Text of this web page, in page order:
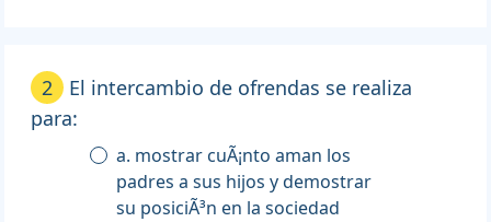
2
El intercambio de ofrendas se realiza
para:
a. mostrar cuÃ¡nto aman los
padres a sus hijos y demostrar
su posiciÃ³n en la sociedad